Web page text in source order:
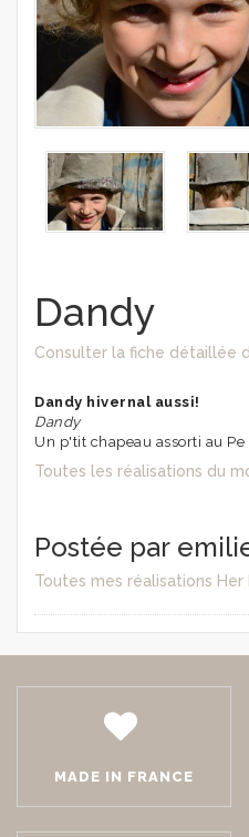
Dandy
Consulter la fiche détaillée
Dandy hivernal aussi!
Dandy
Un p'tit chapeau assorti au Pe
Toutes les réalisations du
Postée par
Toutes mes réalisations Her
MADE IN FRANCE